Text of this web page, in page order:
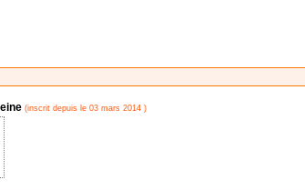
(inscrit depuis le 03 mars 2014 )